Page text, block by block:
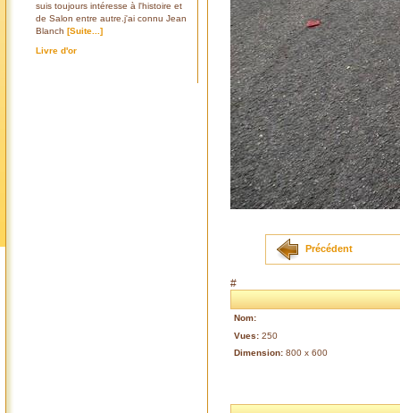
suis toujours intéresse à l'histoire et
de Salon entre autre.j'ai connu Jean
Blanch [Suite...]
Livre d'or
Précédent
#
Nom:
Vues: 250
Dimension: 800 x 600